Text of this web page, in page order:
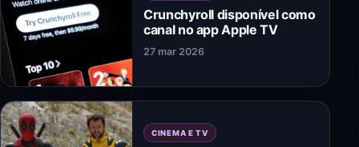
Crunchyroll disponível como
canal no app Apple TV
27 mar 2026
CINEMA E TV